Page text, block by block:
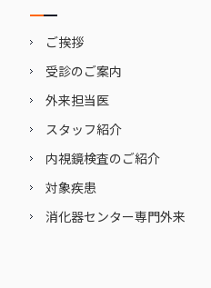
ご挨拶
受診のご案内
外来担当医
スタッフ紹介
内視鏡検査のご紹介
対象疾患
消化器センター専門外来